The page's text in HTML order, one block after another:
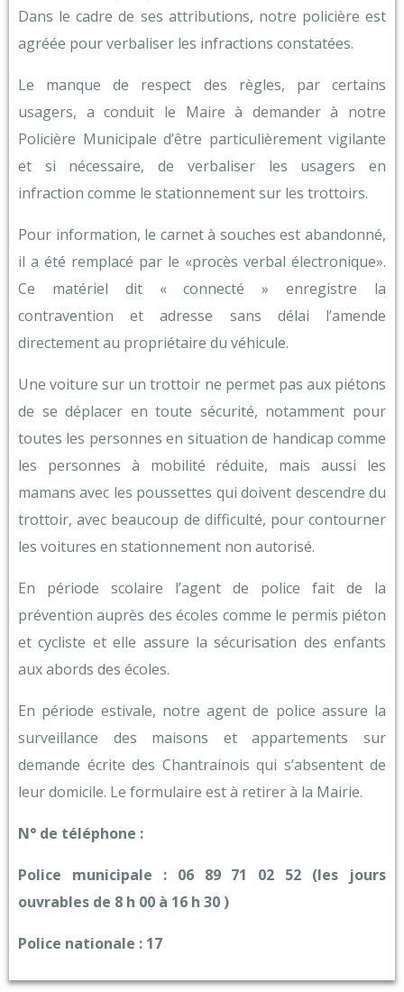
Dans le cadre de ses attributions, notre policière est
agréée pour verbaliser les infractions constatées.
Le manque de respect des règles, par certains
usagers, a conduit le Maire à demander à notre
Policière Municipale d’être particulièrement vigilante
et si nécessaire, de verbaliser les usagers en
infraction comme le stationnement sur les trottoirs.
Pour information, le carnet à souches est abandonné,
il a été remplacé par le «procès verbal électronique».
Ce matériel dit « connecté » enregistre la
contravention et adresse sans délai l’amende
directement au propriétaire du véhicule.
Une voiture sur un trottoir ne permet pas aux piétons
de se déplacer en toute sécurité, notamment pour
toutes les personnes en situation de handicap comme
les personnes à mobilité réduite, mais aussi les
mamans avec les poussettes qui doivent descendre du
trottoir, avec beaucoup de difficulté, pour contourner
les voitures en stationnement non autorisé.
En période scolaire l’agent de police fait de la
prévention auprès des écoles comme le permis piéton
et cycliste et elle assure la sécurisation des enfants
aux abords des écoles.
En période estivale, notre agent de police assure la
surveillance des maisons et appartements sur
demande écrite des Chantrainois qui s’absentent de
leur domicile. Le formulaire est à retirer à la Mairie.
N° de téléphone :
Police municipale : 06 89 71 02 52 (les jours
ouvrables de 8 h 00 à 16 h 30 )
Police nationale : 17